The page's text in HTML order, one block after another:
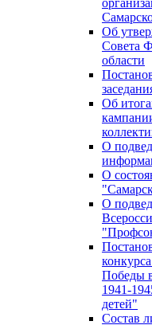
Об
Совета
области
Об
О
О
О
Победы
1941-
детей"
Состав